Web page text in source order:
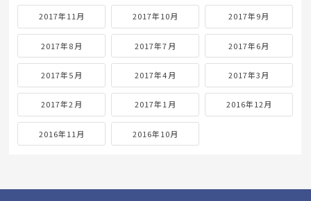
2017年11月 2017年10月 2017年9月
2017年8月 2017年7月 2017年6月
2017年5月 2017年4月 2017年3月
2017年2月 2017年1月 2016年12月
2016年11月 2016年10月